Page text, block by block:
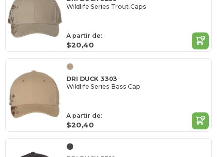
Wildlife Series Trout Caps
A partir de:
$20,40
DRI DUCK 3303
Wildlife Series Bass Cap
A partir de:
$20,40